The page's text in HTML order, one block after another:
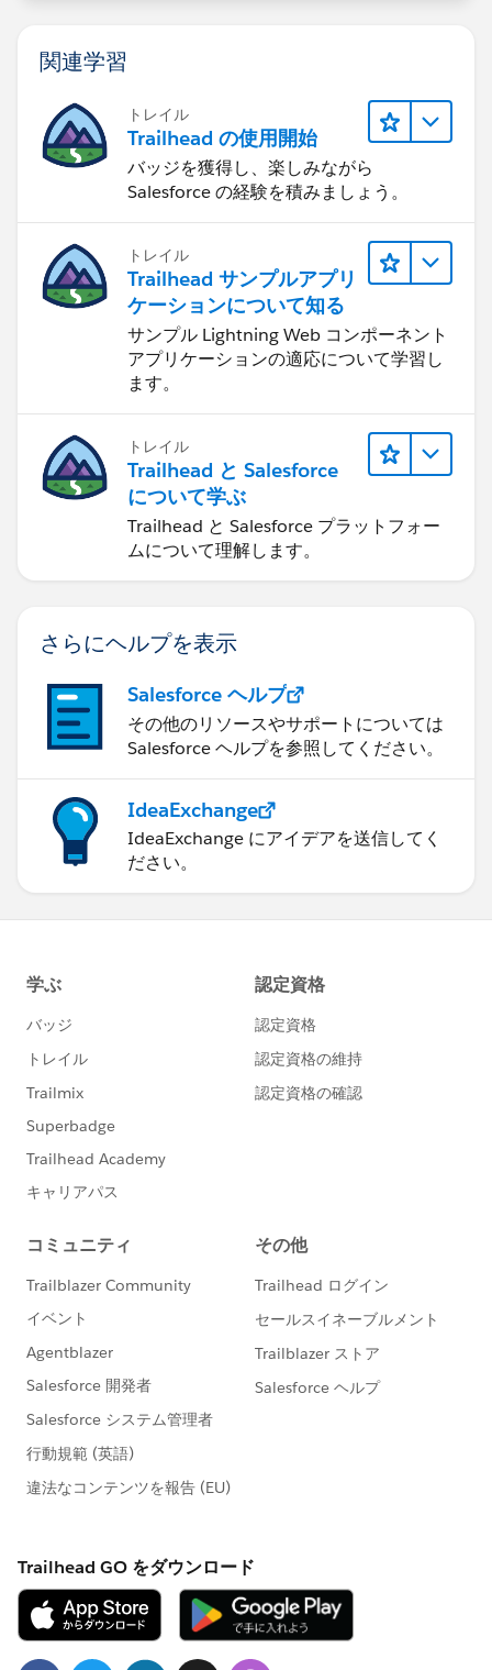
関連学習
トレイル
Trailhead の使用開始
バッジを獲得し、楽しみながら
Salesforce の経験を積みましょう。
トレイル
Trailhead サンプルアプリ
ケーションについて知る
サンプル Lightning Web コンポーネント
アプリケーションの適応について学習し
ます。
トレイル
Trailhead と Salesforce
について学ぶ
Trailhead と Salesforce プラットフォー
ムについて理解します。
さらにヘルプを表示
Salesforce ヘルプ
その他のリソースやサポートについては
Salesforce ヘルプを参照してください。
IdeaExchange
IdeaExchange にアイデアを送信してく
ださい。